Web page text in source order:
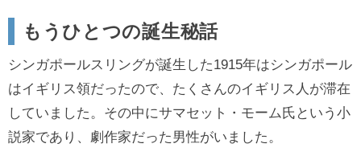
もうひとつの誕生秘話
シンガポールスリングが誕生した1915年はシンガポール
はイギリス領だったので、たくさんのイギリス人が滞在
していました。その中にサマセット・モーム氏という小
説家であり、劇作家だった男性がいました。